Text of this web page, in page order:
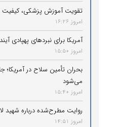
تقویت آموزش پزشکی،
امروز 16:26
آمریکا برای نبردهای پهپادی
امروز 15:50
بحران تأمین سلاح در
می‌شود
امروز 15:40
روایت مطرح‌شده درباره شهید
امروز 14:51